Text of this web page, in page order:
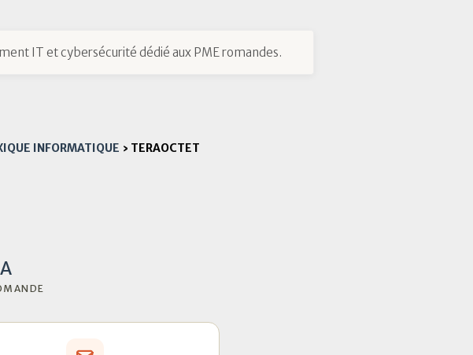
IT et cybersécurité dédié aux PME romandes.
INFORMATIQUE › TERAOCTET